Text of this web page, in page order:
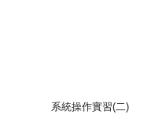
系統操作實習(二)